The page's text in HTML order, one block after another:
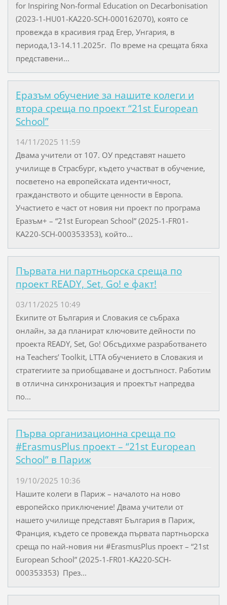
for Inspiring Non-formal Education on Decarbonisation
(2023-1-HU01-KA220-SCH-000162070), която се
провежда в красивия град Егер, Унгария, в
периода,13-14.11.2025г. По време на срещата бяха
представени...
Еразъм обучение за нашите колеги и
втора среща по проект “21st European
School”
14/11/2025 11:59
Двама учители от 107. ОУ представят нашето
училище в Страсбург, където участват в обучение,
посветено на европейската идентичност,
гражданството и общите ценности в Европа.
Участието е част от новия ни проект по програма
Еразъм+ – “21st European School” (2025-1-FR01-
KA220-SCH-000353353), който...
Първата ни партньорска среща по
проект READY, Set, Go! е факт!
03/11/2025 10:49
Екипите от България и Словакия се събраха
онлайн, за да планират ключовите дейности по
проекта READY, Set, Go! Обсъдихме разработването
на Teachers’ Toolkit, LTTA обучението в Словакия и
стратегиите за приобщаване и достъпност. Работим
в отлична синхронизация и проектът напредва
по...
Първа организационна среща по
#ErasmusPlus проект – “21st European
School” в Париж
19/10/2025 10:36
Нашите колеги в Париж – началото на ново
европейско приключение! Двама учители от
нашето училище представят България в Париж,
Франция, където се провежда първата партньорска
среща по най-новия ни #ErasmusPlus проект – “21st
European School” (2025-1-FR01-KA220-SCH-
000353353) През...